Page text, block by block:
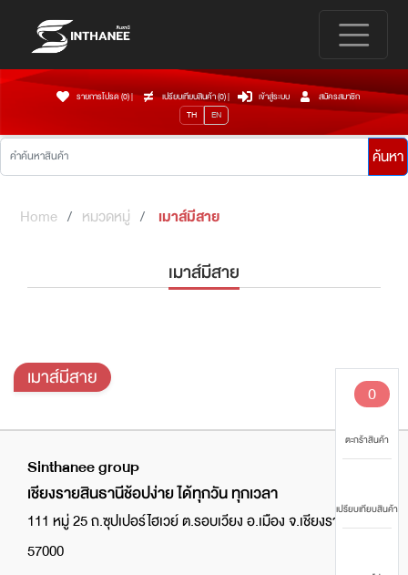
รายการโปรด (0)| เปรียบเทียบสินค้า (0)| เข้าสู่ระบบ
สมัครสมาชิก
TH
EN
ค้นหา
0
ตะกร้าสินค้า
เปรียบเทียบสินค้า
Home หมวดหมู่ เมาส์มีสาย
เมาส์มีสาย
เมาส์มีสาย
Sinthanee group
เชียงรายสินธานีช้อปง่าย ได้ทุกวัน ทุกเวลา
111 หมู่ 25 ถ.ซุปเปอร์ไฮเวย์ ต.รอบเวียง อ.เมือง จ.เชียงราย
57000